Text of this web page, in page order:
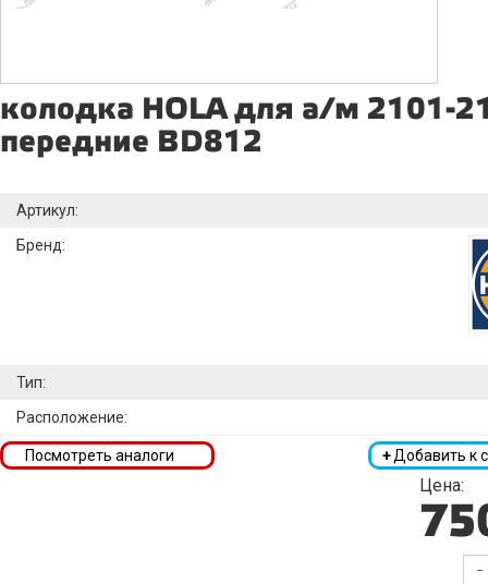
колодка HOLA для а/м 2101-
передние BD812
Артикул:
Бренд:
Тип:
Расположение:
+Добавить к
Посмотреть аналоги
Цена:
-